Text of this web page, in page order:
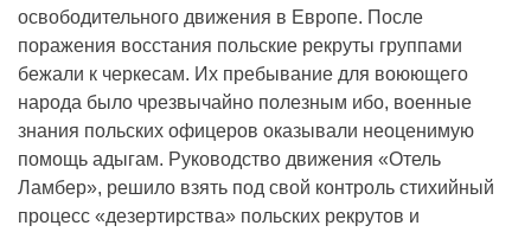
освободительного движения в Европе. После
поражения восстания польские рекруты группами
бежали к черкесам. Их пребывание для воюющего
народа было чрезвычайно полезным ибо, военные
знания польских офицеров оказывали неоценимую
помощь адыгам. Руководство движения «Отель
Ламбер», решило взять под свой контроль стихийный
процесс «дезертирства» польских рекрутов и